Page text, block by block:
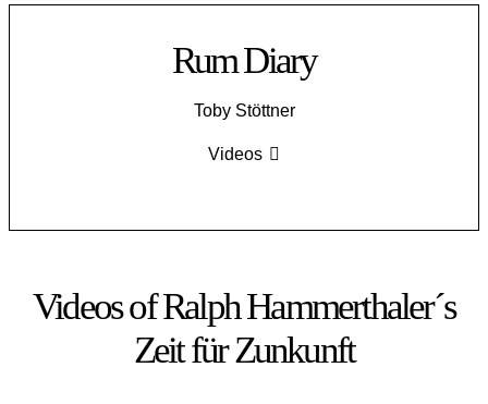
Rum Diary
Toby Stöttner
Videos
Videos of Ralph Hammerthaler´s
Zeit für Zunkunft